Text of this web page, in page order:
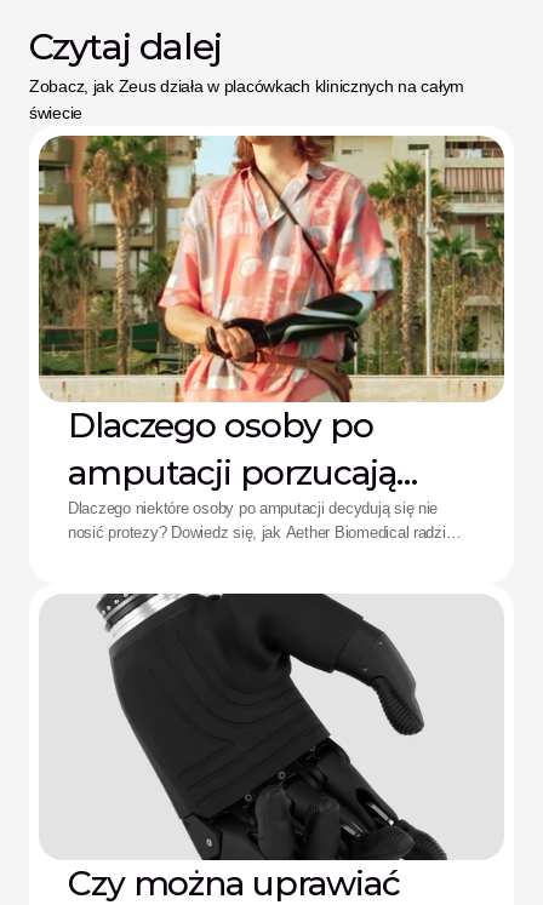
Czytaj dalej
Zobacz, jak Zeus działa w placówkach klinicznych na całym
świecie
Dlaczego osoby po
amputacji porzucają
protezy: Rozwiązanie
Dlaczego niektóre osoby po amputacji decydują się nie
nosić protezy? Dowiedz się, jak Aether Biomedical radzi
skomplikowanego sterowania.
Czy można uprawiać